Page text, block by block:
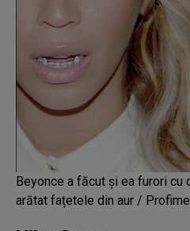
Beyonce a făcut și ea furori
arătat fațetele din aur /